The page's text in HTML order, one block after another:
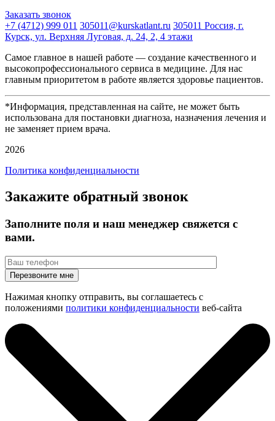
Заказать звонок
+7 (4712) 999 011 305011@kurskatlant.ru 305011 Россия, г.
Курск, ул. Верхняя Луговая, д. 24, 2, 4 этажи
Самое главное в нашей работе — создание качественного и
высокопрофессионального сервиса в медицине. Для нас
главным приоритетом в работе является здоровье пациентов.
*Информация, представленная на сайте, не может быть
использована для постановки диагноза, назначения лечения и
не заменяет прием врача.
2026
Политика конфиденциальности
Закажите обратный звонок
Заполните поля и наш менеджер свяжется с
вами.
Нажимая кнопку отправить, вы соглашаетесь с
положениями политики конфиденциальности веб-сайта